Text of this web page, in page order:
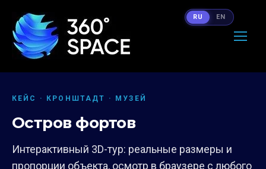
КЕЙС · КРОНШТАДТ · МУЗЕЙ
Остров фортов
Интерактивный 3D-тур: реальные размеры и
пропорции объекта, осмотр в браузере с любого
RU EN